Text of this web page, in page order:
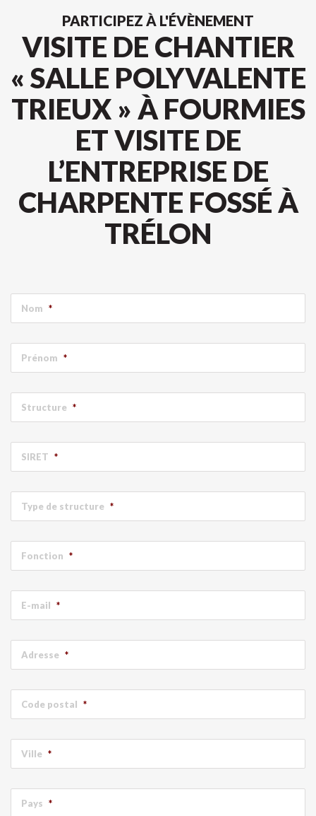
PARTICIPEZ À L'ÉVÈNEMENT
VISITE DE CHANTIER
« SALLE POLYVALENTE
TRIEUX » À FOURMIES
ET VISITE DE
L’ENTREPRISE DE
CHARPENTE FOSSÉ À
TRÉLON
Nom *
Prénom *
Structure *
SIRET *
Type de structure *
Fonction *
E-mail *
Adresse *
Code postal *
Ville *
Pays *